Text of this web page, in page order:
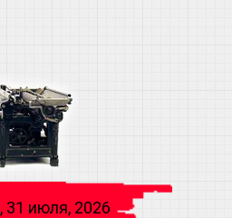
31 июля, 2026